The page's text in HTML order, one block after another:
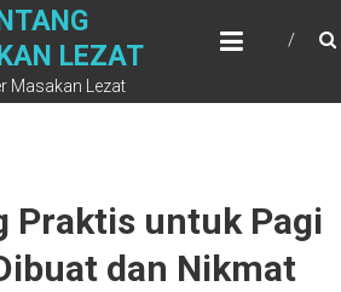
LEZAT
Masakan Lezat
Praktis untuk Pagi
dan Nikmat